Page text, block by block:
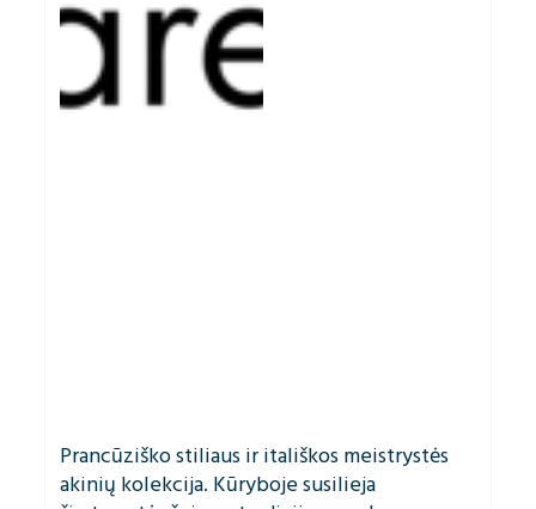
Prancūziško stiliaus ir itališkos meistrystės
akinių kolekcija. Kūryboje susilieja